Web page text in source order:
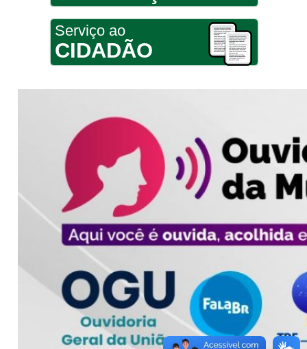
Serviço ao
CIDADÃO